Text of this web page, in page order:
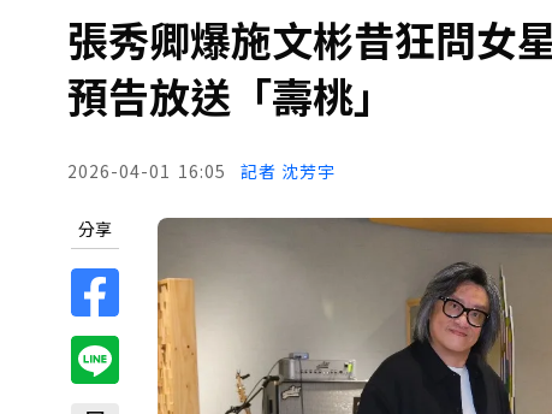
張秀卿爆施文彬昔狂問女
預告放送「壽桃」
2026-04-01 16:05 記者 沈芳宇
分享